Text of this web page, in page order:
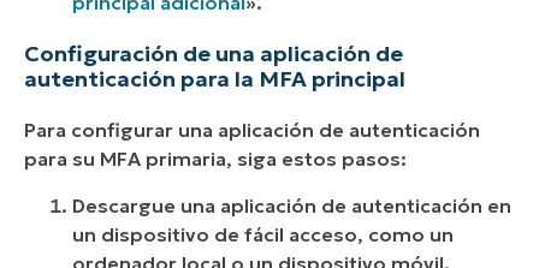
Configuración de una aplicación de
autenticación para la MFA principal
Para configurar una aplicación de autenticación
para su MFA primaria, siga estos pasos:
Descargue una aplicación de autenticación en
un dispositivo de fácil acceso, como un
ordenador local o un dispositivo móvil.